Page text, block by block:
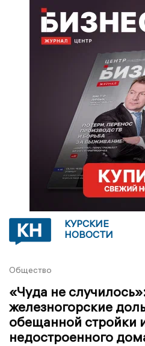
КУРСКИЕ
НОВОСТИ
Общество
«Чуда не
железногорские
обещанной стройки
недостроенного